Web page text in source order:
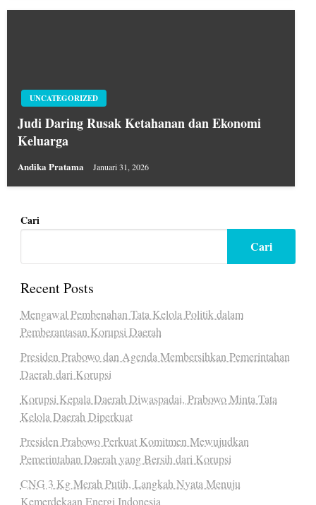
UNCATEGORIZED
Judi Daring Rusak Ketahanan dan Ekonomi
Keluarga
Andika Pratama Januari 31, 2026
Cari
Cari
Recent Posts
Mengawal Pembenahan Tata Kelola Politik dalam
Pemberantasan Korupsi Daerah
Presiden Prabowo dan Agenda Membersihkan Pemerintahan
Daerah dari Korupsi
Korupsi Kepala Daerah Diwaspadai, Prabowo Minta Tata
Kelola Daerah Diperkuat
Presiden Prabowo Perkuat Komitmen Mewujudkan
Pemerintahan Daerah yang Bersih dari Korupsi
CNG 3 Kg Merah Putih, Langkah Nyata Menuju
Kemerdekaan Energi Indonesia